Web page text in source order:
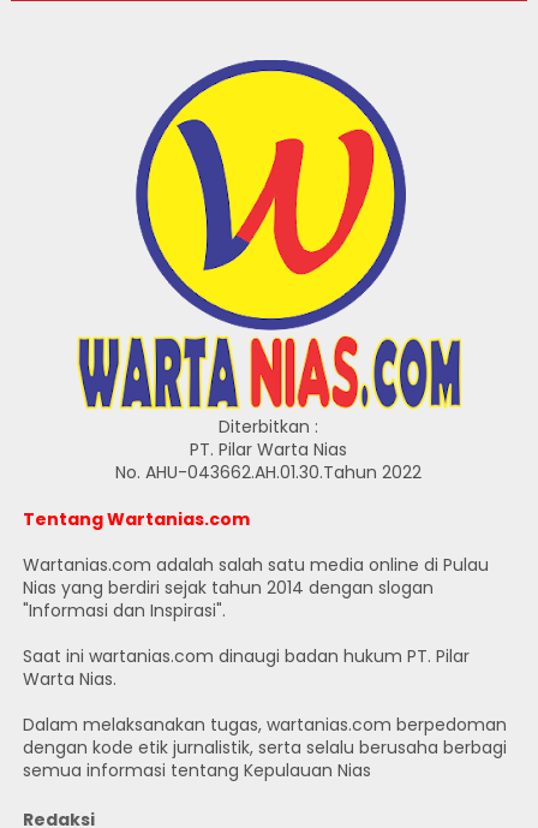
Diterbitkan :
PT. Pilar Warta Nias
No. AHU-043662.AH.01.30.Tahun 2022
Tentang Wartanias.com
Wartanias.com adalah salah satu media online di Pulau
Nias yang berdiri sejak tahun 2014 dengan slogan
"Informasi dan Inspirasi".
Saat ini wartanias.com dinaugi badan hukum PT. Pilar
Warta Nias.
Dalam melaksanakan tugas, wartanias.com berpedoman
dengan kode etik jurnalistik, serta selalu berusaha berbagi
semua informasi tentang Kepulauan Nias
Redaksi